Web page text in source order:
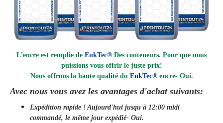
L'encre est remplie de EnkTec® Des conteneurs. Pour que nous
puissions vous offrir le juste prix!
Nous offrons la haute qualité du EnkTec®encre- Oui.
Avec nous vous avez les avantages d'achat suivants:
Expédition rapide ! Aujourd'hui jusqu'à 12:00 midi
commandé, le même jourexpédié- Oui.